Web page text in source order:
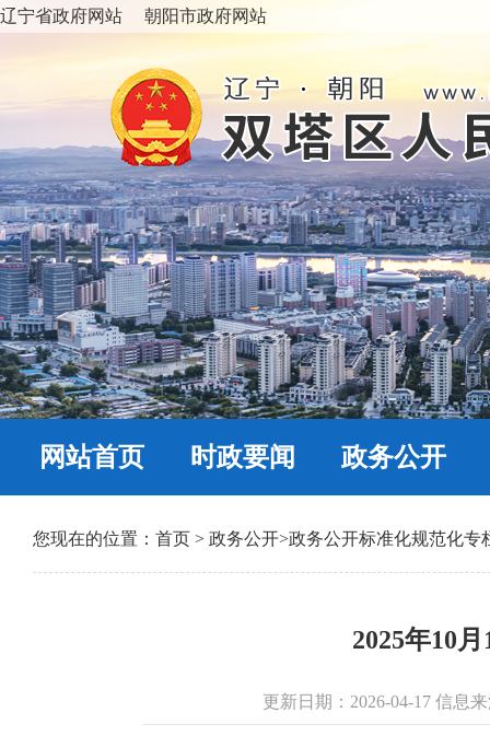
辽宁省政府网站 朝阳市政府网站
网站首页 时政要闻 政务公开
您现在的位置： 首页 > 政务公开>政务公开标准化规范化专
2025年10
更新日期：2026-04-17 信息